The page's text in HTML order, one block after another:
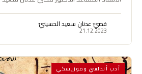
المستنصريَّة /…
قصيّ عدنان سعيد الحسينيّ
21.12.2023
أدب أندلسي وموريسكي